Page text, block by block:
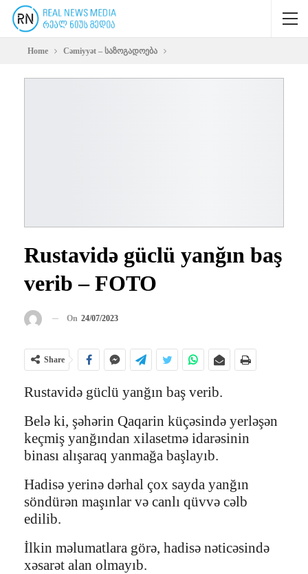
Home Cəmiyyət – საზოგადოება
Rustavidə güclü yanğın baş
verib – FOTO
On 24/07/2023
Share
Rustavidə güclü yanğın baş verib.
Belə ki, şəhərin Qaqarin küçəsində yerləşən
keçmiş yanğından xilasetmə idarəsinin
binası alışaraq yanmağa başlayıb.
Hadisə yerinə dərhal çox sayda yanğın
söndürən maşınlar və canlı qüvvə cəlb
edilib.
İlkin məlumatlara görə, hadisə nəticəsində
xəsarət alan olmayıb.